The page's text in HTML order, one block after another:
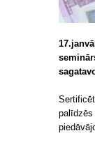
palīdzēs